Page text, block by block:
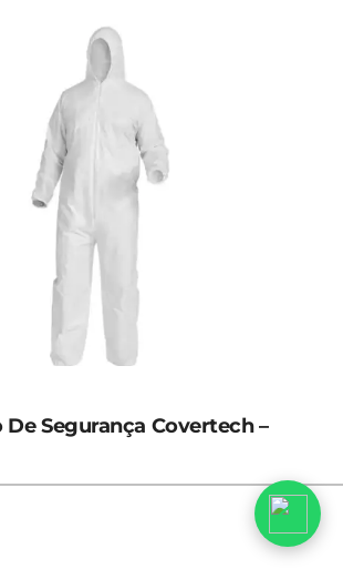
De Segurança Covertech –